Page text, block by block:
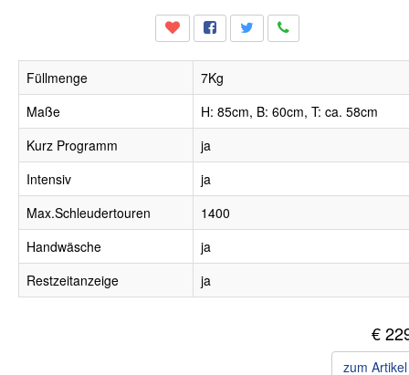
Füllmenge
7Kg
Maße
H: 85cm, B: 60cm, T: ca. 58cm
Kurz Programm
ja
Intensiv
ja
Max.Schleudertouren
1400
Handwäsche
ja
Restzeitanzeige
ja
€
zum